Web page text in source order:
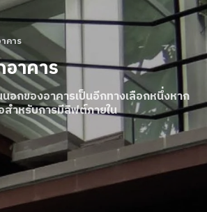
คาร
าคาร
กของอาคารเป็นอีกทางเลือกหนึ่งหาก
าหรับการมีลิฟต์ภายใน